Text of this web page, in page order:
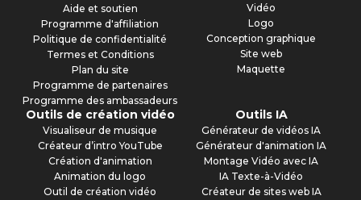
Aide et soutien
Programme d'affiliation
Politique de confidentialité
Termes et Conditions
Plan du site
Programme de partenaires
Programme des ambassadeurs
Vidéo
Logo
Conception graphique
Site web
Maquette
Outils de création vidéo
Visualiseur de musique
Créateur d’intro YouTube
Création d'animation
Animation du logo
Outil de création vidéo
Outils IA
Générateur de vidéos IA
Générateur d'animation IA
Montage Vidéo avec IA
IA Texte-à-Vidéo
Créateur de sites web IA